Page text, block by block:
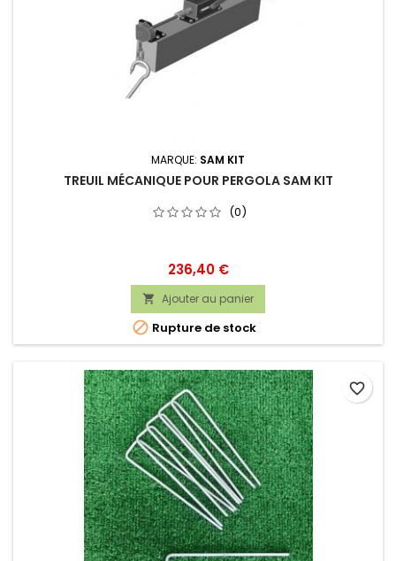
MARQUE: SAM KIT
TREUIL MÉCANIQUE POUR PERGOLA SAM KIT
(0)
Prix
236,40 €
 Ajouter au panier
 Rupture de stock
favorite_border